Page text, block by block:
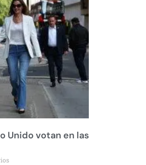
Unido votan en las